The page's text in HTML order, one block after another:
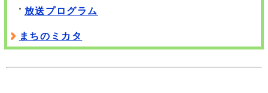
放送プログラム
まちのミカタ